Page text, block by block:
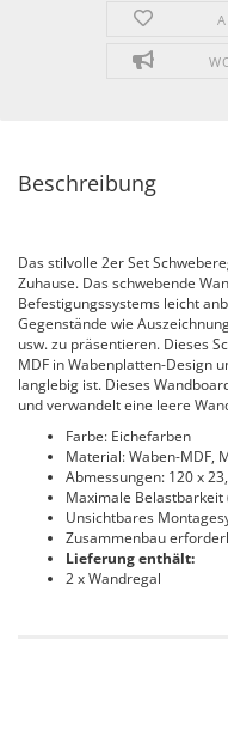
Beschreibung
Das stilvolle 2er Set
Zuhause. Das schwebende
Befestigungssystems leicht
Gegenstände wie
usw. zu präsentieren. Dieses
MDF in Wabenplatten-Design
langlebig ist. Dieses
und verwandelt eine leere
Farbe: Eichefarben
Material: Waben-MDF,
Abmessungen: 120 x
Maximale Belastbarkeit
Unsichtbares
Zusammenbau
Lieferung enthält:
2 x Wandregal